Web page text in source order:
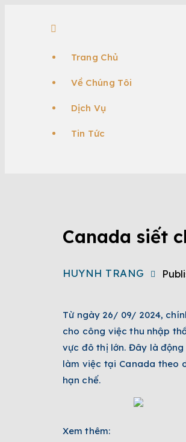
Trang Chủ
Về Chúng Tôi
Dịch Vụ
Tin Tức
Canada siết
HUYNH TRANG
Từ ngày 26/ 09/ 2024,
cho công việc thu nhập
vực đô thị lớn. Đây là động
làm việc tại Canada theo
hạn chế.
Xem thêm: